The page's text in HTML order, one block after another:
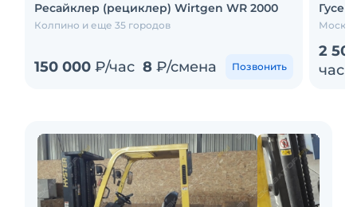
Ресайклер (рециклер) Wirtgen WR 2000
Колпино и еще 35 городов
150 000 ₽/час 8₽/смена Позвонить
Москва
2
час